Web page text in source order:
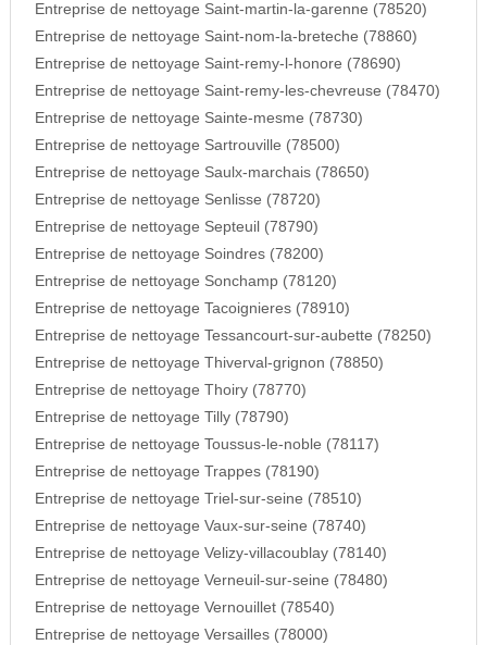
Entreprise de nettoyage Saint-martin-la-garenne (78520)
Entreprise de nettoyage Saint-nom-la-breteche (78860)
Entreprise de nettoyage Saint-remy-l-honore (78690)
Entreprise de nettoyage Saint-remy-les-chevreuse (78470)
Entreprise de nettoyage Sainte-mesme (78730)
Entreprise de nettoyage Sartrouville (78500)
Entreprise de nettoyage Saulx-marchais (78650)
Entreprise de nettoyage Senlisse (78720)
Entreprise de nettoyage Septeuil (78790)
Entreprise de nettoyage Soindres (78200)
Entreprise de nettoyage Sonchamp (78120)
Entreprise de nettoyage Tacoignieres (78910)
Entreprise de nettoyage Tessancourt-sur-aubette (78250)
Entreprise de nettoyage Thiverval-grignon (78850)
Entreprise de nettoyage Thoiry (78770)
Entreprise de nettoyage Tilly (78790)
Entreprise de nettoyage Toussus-le-noble (78117)
Entreprise de nettoyage Trappes (78190)
Entreprise de nettoyage Triel-sur-seine (78510)
Entreprise de nettoyage Vaux-sur-seine (78740)
Entreprise de nettoyage Velizy-villacoublay (78140)
Entreprise de nettoyage Verneuil-sur-seine (78480)
Entreprise de nettoyage Vernouillet (78540)
Entreprise de nettoyage Versailles (78000)